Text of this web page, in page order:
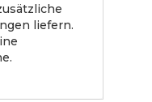
liefern.